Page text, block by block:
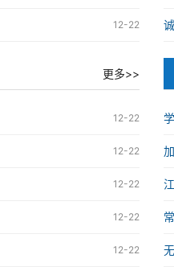
12-22
更多>>
12-22
12-22
12-22
12-22
12-22